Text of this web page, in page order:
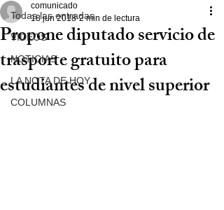
Todas las entradas
VIDEOS
NOTICIAS
LA NOTA DE HOY
COLUMNAS
Propone diputado servicio de
trasporte gratuito para
estudiantes de nivel superior
comunicado
18 jun 2018 2 min de lectura